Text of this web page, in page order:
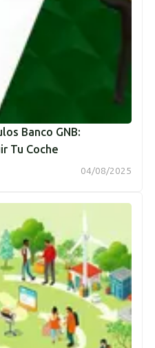
Banco GNB:
Tu Coche
04/08/2025